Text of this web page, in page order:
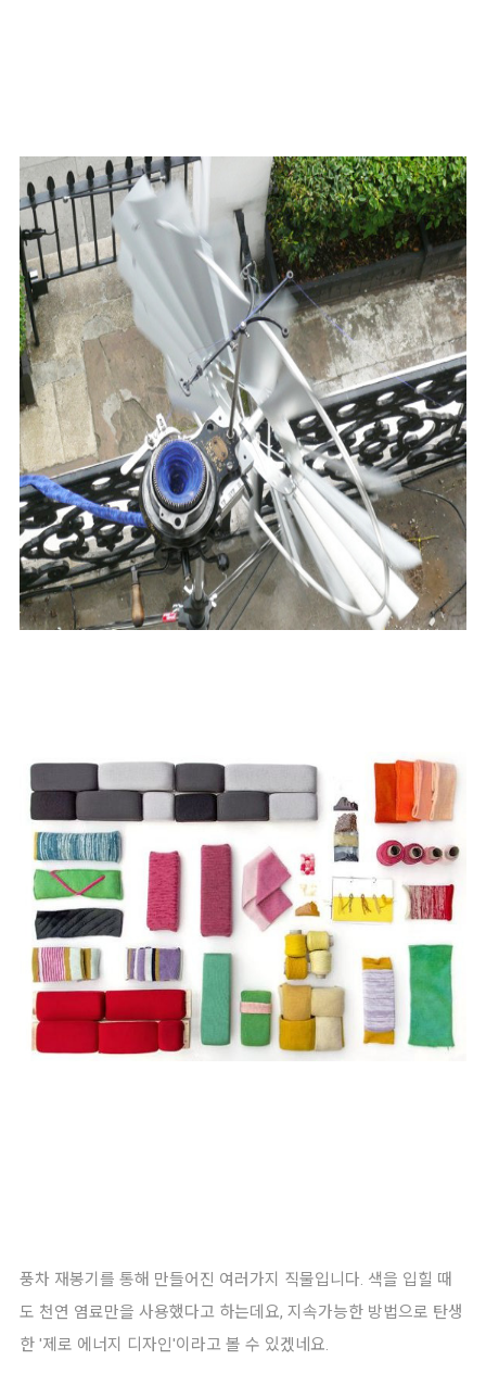
풍차 재봉기를 통해 만들어진 여러가지 직물입니다. 색을 입힐 때
도 천연 염료만을 사용했다고 하는데요, 지속가능한 방법으로 탄생
한 '제로 에너지 디자인'이라고 볼 수 있겠네요.